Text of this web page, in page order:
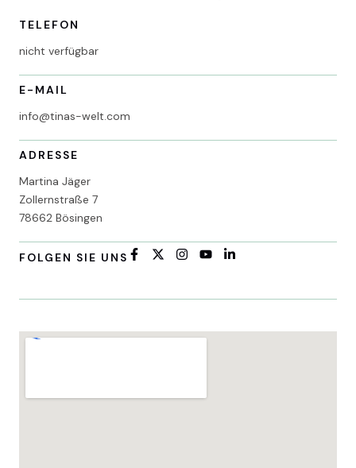
TELEFON
nicht verfügbar
E-MAIL
info@tinas-welt.com
ADRESSE
Martina Jäger
Zollernstraße 7
78662 Bösingen
FOLGEN SIE UNS